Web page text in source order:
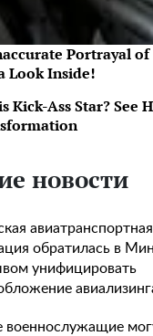
Portrayal of
Look Inside!
Kick-Ass Star? See
новости
авиатранспортная
обратилась в
унифицировать
военнослужащие